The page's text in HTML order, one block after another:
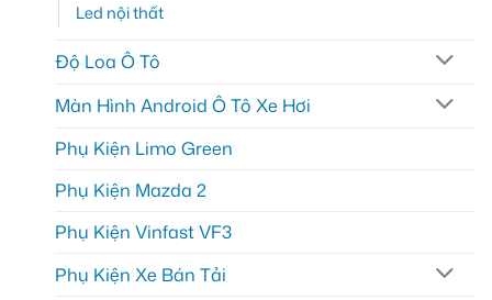
Led nội thất
Độ Loa Ô Tô
Màn Hình Android Ô Tô Xe Hơi
Phụ Kiện Limo Green
Phụ Kiện Mazda 2
Phụ Kiện Vinfast VF3
Phụ Kiện Xe Bán Tải